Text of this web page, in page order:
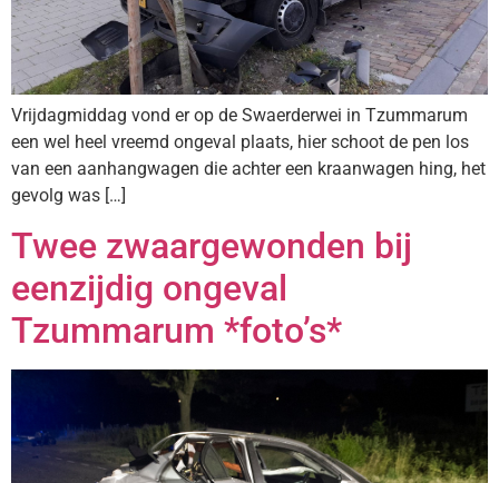
Vrijdagmiddag vond er op de Swaerderwei in Tzummarum
een wel heel vreemd ongeval plaats, hier schoot de pen los
van een aanhangwagen die achter een kraanwagen hing, het
gevolg was […]
Twee zwaargewonden bij
eenzijdig ongeval
Tzummarum *foto’s*